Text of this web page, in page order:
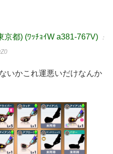
都) (ﾜｯﾁｮｲW a381-767V) ：
いかこれ運悪いだけなんか